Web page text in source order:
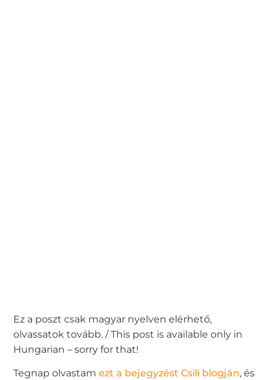
Ez a poszt csak magyar nyelven elérhető,
olvassatok tovább. / This post is available only in
Hungarian – sorry for that!
Tegnap olvastamezt a bejegyzést Csili blogján, és